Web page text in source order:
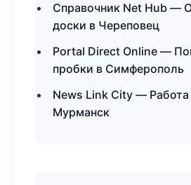
Справочник Net Hub —
доски в Череповец
Portal Direct Online —
пробки в Симферополь
News Link City — Работа
Мурманск